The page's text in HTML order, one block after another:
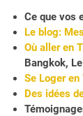
Ce que vos
Le blog:
Où aller en
Bangkok,
Se Loger
Des idées